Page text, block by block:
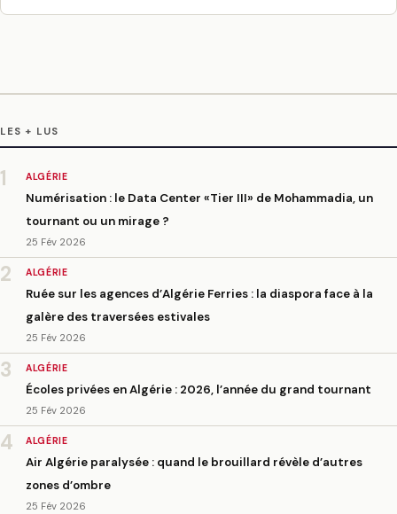
LES + LUS
1 ALGÉRIE
Numérisation : le Data Center «Tier III» de Mohammadia, un
tournant ou un mirage ?
25 Fév 2026
2 ALGÉRIE
Ruée sur les agences d’Algérie Ferries : la diaspora face à la
galère des traversées estivales
25 Fév 2026
3 ALGÉRIE
Écoles privées en Algérie : 2026, l’année du grand tournant
25 Fév 2026
4 ALGÉRIE
Air Algérie paralysée : quand le brouillard révèle d’autres
zones d’ombre
25 Fév 2026